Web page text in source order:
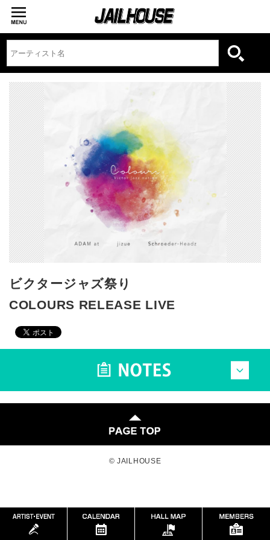
ビクタージャズ祭り
COLOURS RELEASE LIVE
© JAILHOUSE